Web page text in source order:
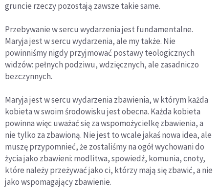
gruncie rzeczy pozostają zawsze takie same.
Przebywanie w sercu wydarzenia jest fundamentalne.
Maryja jest w sercu wydarzenia, ale my także. Nie
powinniśmy nigdy przyjmować postawy teologicznych
widzów: pełnych podziwu, wdzięcznych, ale zasadniczo
bezczynnych.
Maryja jest w sercu wydarzenia zbawienia, w którym każda
kobieta w swoim środowisku jest obecna. Każda kobieta
powinna więc uważać się za wspomożycielkę zbawienia, a
nie tylko za zbawioną. Nie jest to wcale jakaś nowa idea, ale
muszę przypomnieć, że zostaliśmy na ogół wychowani do
życia jako zbawieni: modlitwa, spowiedź, komunia, cnoty,
które należy przeżywać jako ci, którzy mają się zbawić, a nie
jako wspomagający zbawienie.